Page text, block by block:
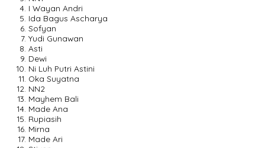
I Wayan Andri
Ida Bagus Ascharya
Sofyan
Yudi Gunawan
Asti
Dewi
Ni Luh Putri Astini
Oka Suyatna
NN2
Mayhem Bali
Made Ana
Rupiasih
Mirna
Made Ari